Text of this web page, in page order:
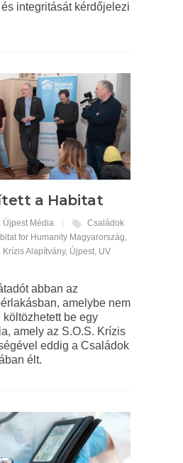
integritását kérdőjelezi
a Habitat
Újpest Média
Családok
for Humanity Magyarország,
Krízis Alapítvány, Újpest, UV
abban az
amelybe nem
be egy
amely az S.O.S. Krízis
eddig a Családok
élt.